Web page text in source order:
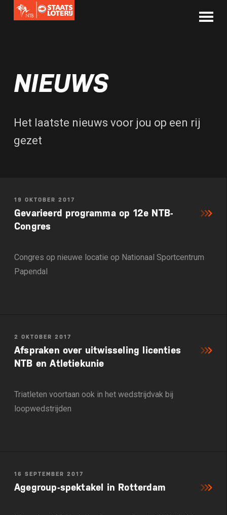
NIEUWS
Het laatste nieuws voor jou op een rij
gezet
19 OKTOBER 2017
Gevarieerd programma op 12e NTB-
Congres
Congres op nieuwe locatie op Nationaal Sportcentrum
Papendal
2 OKTOBER 2017
Afspraken over uitwisseling licenties
NTB en Atletiekunie
Triatleten voortaan ook in het wedstrijdvak bij
loopwedstrijden
16 SEPTEMBER 2017
Agegroup-spektakel in Rotterdam